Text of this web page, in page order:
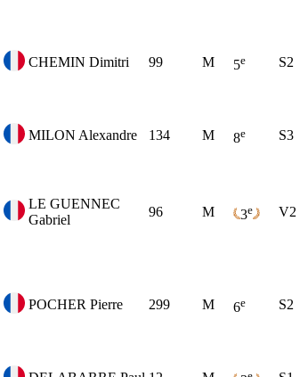
CHEMIN Dimitri 99 M 5e S2
MILON Alexandre 134 M 8e S3
LE GUENNEC
Gabriel
96 M 3e V2
POCHER Pierre 299 M 6e S2